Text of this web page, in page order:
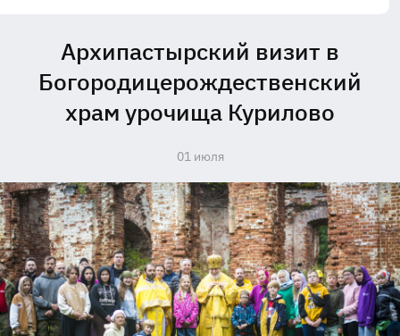
Архипастырский визит в
Богородицерождественский
храм урочища Курилово
01 июля